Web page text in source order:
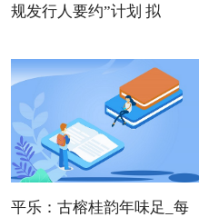
规发行人要约”计划 拟
平乐：古榕桂韵年味足_每